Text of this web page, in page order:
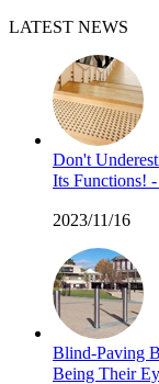
LATEST NEWS
Don't
Its Functions!
2023/11/16
Blind-Paving
Being Their